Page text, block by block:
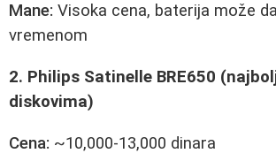
Mane: Visoka cena, baterija može
vremenom
2. Philips Satinelle BRE650
diskovima)
Cena: ~10,000-13,000 dinara